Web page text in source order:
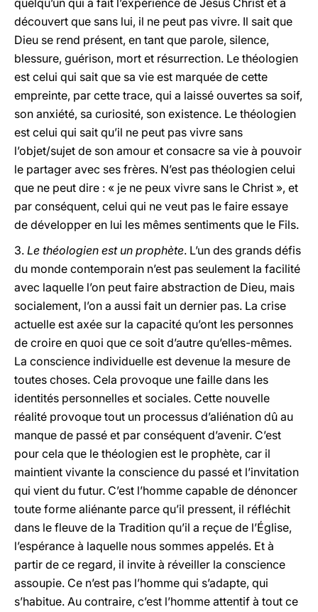
quelqu’un qui a fait l’expérience de Jésus Christ et a
découvert que sans lui, il ne peut pas vivre. Il sait que
Dieu se rend présent, en tant que parole, silence,
blessure, guérison, mort et résurrection. Le théologien
est celui qui sait que sa vie est marquée de cette
empreinte, par cette trace, qui a laissé ouvertes sa soif,
son anxiété, sa curiosité, son existence. Le théologien
est celui qui sait qu’il ne peut pas vivre sans
l’objet/sujet de son amour et consacre sa vie à pouvoir
le partager avec ses frères. N’est pas théologien celui
que ne peut dire : « je ne peux vivre sans le Christ », et
par conséquent, celui qui ne veut pas le faire essaye
de développer en lui les mêmes sentiments que le Fils.
3. Le théologien est un prophète. L’un des grands défis
du monde contemporain n’est pas seulement la facilité
avec laquelle l’on peut faire abstraction de Dieu, mais
socialement, l’on a aussi fait un dernier pas. La crise
actuelle est axée sur la capacité qu’ont les personnes
de croire en quoi que ce soit d’autre qu’elles-mêmes.
La conscience individuelle est devenue la mesure de
toutes choses. Cela provoque une faille dans les
identités personnelles et sociales. Cette nouvelle
réalité provoque tout un processus d’aliénation dû au
manque de passé et par conséquent d’avenir. C’est
pour cela que le théologien est le prophète, car il
maintient vivante la conscience du passé et l’invitation
qui vient du futur. C’est l’homme capable de dénoncer
toute forme aliénante parce qu’il pressent, il réfléchit
dans le fleuve de la Tradition qu’il a reçue de l’Église,
l’espérance à laquelle nous sommes appelés. Et à
partir de ce regard, il invite à réveiller la conscience
assoupie. Ce n’est pas l’homme qui s’adapte, qui
s’habitue. Au contraire, c’est l’homme attentif à tout ce